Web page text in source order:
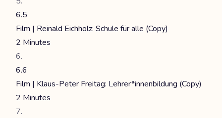
6.5
Film | Reinald Eichholz: Schule für alle (Copy)
2 Minutes
6.6
Film | Klaus-Peter Freitag: Lehrer*innenbildung (Copy)
2 Minutes